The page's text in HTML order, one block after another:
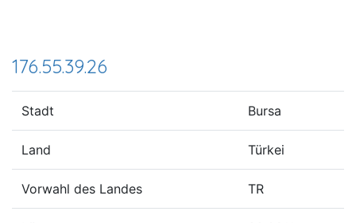
176.55.39.26
Stadt Bursa
Land Türkei
Vorwahl des Landes TR